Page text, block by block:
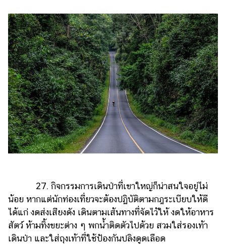
27. กิจกรรมการเดินป่าที่เขาใหญ่ก็น่าสนใจอยู่ไม่
น้อย หากแต่นักท่องเที่ยวจะต้องปฏิบัติตามกฎระเบียบให้ดี
ได้แก่ งดส่งเสียงดัง เดินตามเส้นทางที่จัดไว้ให้ งดให้อาหาร
สัตว์ ห้ามทิ้งขยะต่าง ๆ พกน้ำติดตัวไปด้วย สวมใส่รองเท้า
เดินป่า และใส่ถุงเท้าที่ใช้ป้องกันปลิงดูดเลือด